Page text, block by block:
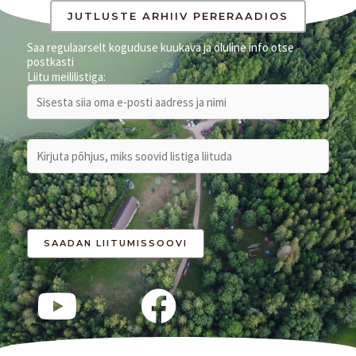
JUTLUSTE ARHIIV PERERAADIOS
Saa regulaarselt koguduse kuukava ja oluline info otse
postkasti
Liitu meililistiga: